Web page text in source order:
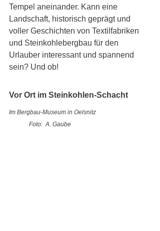
Tempel aneinander. Kann eine
Landschaft, historisch geprägt und
voller Geschichten von Textilfabriken
und Steinkohlebergbau für den
Urlauber interessant und spannend
sein? Und ob!
Vor Ort im Steinkohlen-Schacht
Im Bergbau-Museum in Oelsnitz
	Foto:  A. Gaube